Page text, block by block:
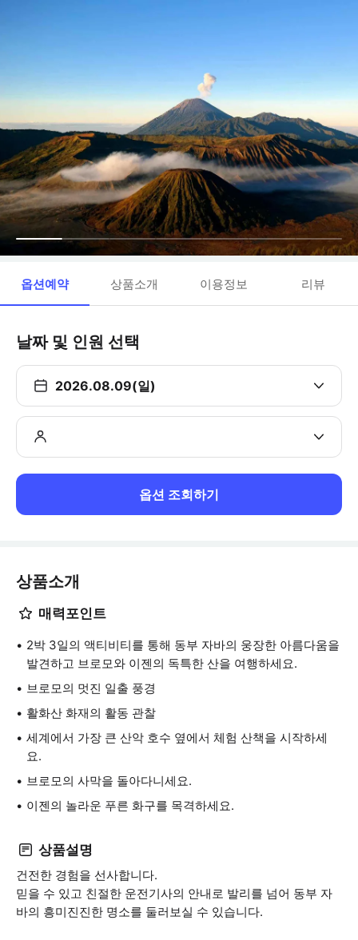
옵션예약 상품소개 이용정보 리뷰
날짜 및 인원 선택
2026.08.09(일)
옵션 조회하기
상품소개
매력포인트
2박 3일의 액티비티를 통해 동부 자바의 웅장한 아름다움을
발견하고 브로모와 이젠의 독특한 산을 여행하세요.
브로모의 멋진 일출 풍경
활화산 화재의 활동 관찰
세계에서 가장 큰 산악 호수 옆에서 체험 산책을 시작하세
요.
브로모의 사막을 돌아다니세요.
이젠의 놀라운 푸른 화구를 목격하세요.
상품설명
건전한 경험을 선사합니다.
믿을 수 있고 친절한 운전기사의 안내로 발리를 넘어 동부 자
바의 흥미진진한 명소를 둘러보실 수 있습니다.